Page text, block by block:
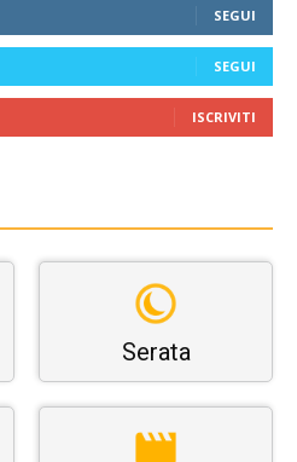
SEGUI
SEGUI
ISCRIVITI
Serata